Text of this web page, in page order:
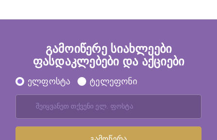
გამოიწერე სიახლეები
ფასდაკლებები და აქციები
ელფოსტა ტელეფონი